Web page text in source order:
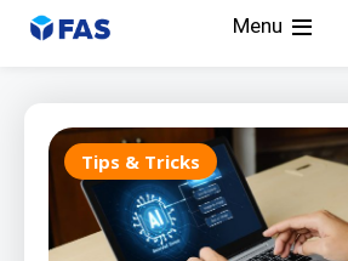
Menu
Tips & Tricks